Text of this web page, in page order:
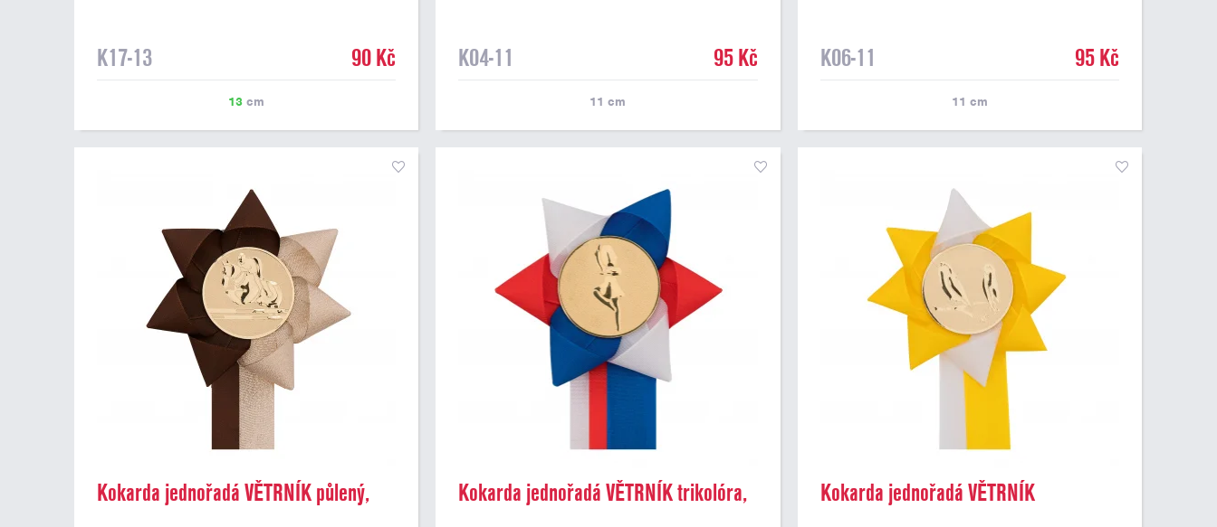
K17-13
90 Kč
13cm
K04-11
95 Kč
11 cm
K06-11
95 Kč
11 cm
Kokarda jednořadá VĚTRNÍK půlený,
Kokarda jednořadá VĚTRNÍK trikolóra,
Kokarda jednořadá VĚTRNÍK